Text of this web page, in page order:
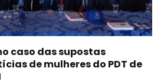
caso das supostas
de mulheres do PDT de